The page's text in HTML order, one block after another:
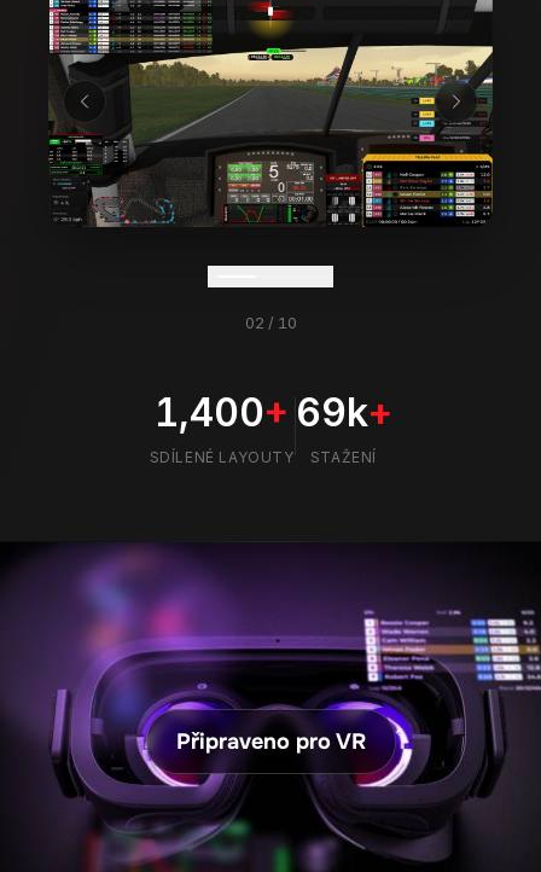
03
1,400+
SDÍLENÉ LAYOUTY
69k+
STAŽENÍ
FUNKCE
VR
INTEGRACE
Udělej svůj VR setup ještě více pohlcujícím